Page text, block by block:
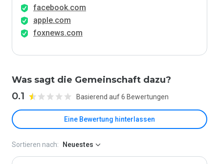
facebook.com
apple.com
foxnews.com
Was sagt die Gemeinschaft dazu?
0.1 Basierend auf 6 Bewertungen
Eine Bewertung hinterlassen
Sortieren nach: Neuestes